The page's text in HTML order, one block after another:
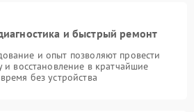
и быстрый ремонт
и опыт позволяют провести
и восстановление в кратчайшие
без устройства